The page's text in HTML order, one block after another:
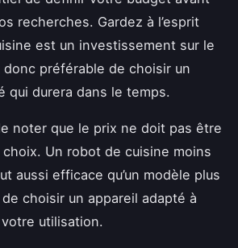
recherches. Gardez à l’esprit
est un investissement sur le
préférable de choisir un
qui durera dans le temps.
noter que le prix ne doit pas être
Un robot de cuisine moins
aussi efficace qu’un modèle plus
choisir un appareil adapté à
utilisation.